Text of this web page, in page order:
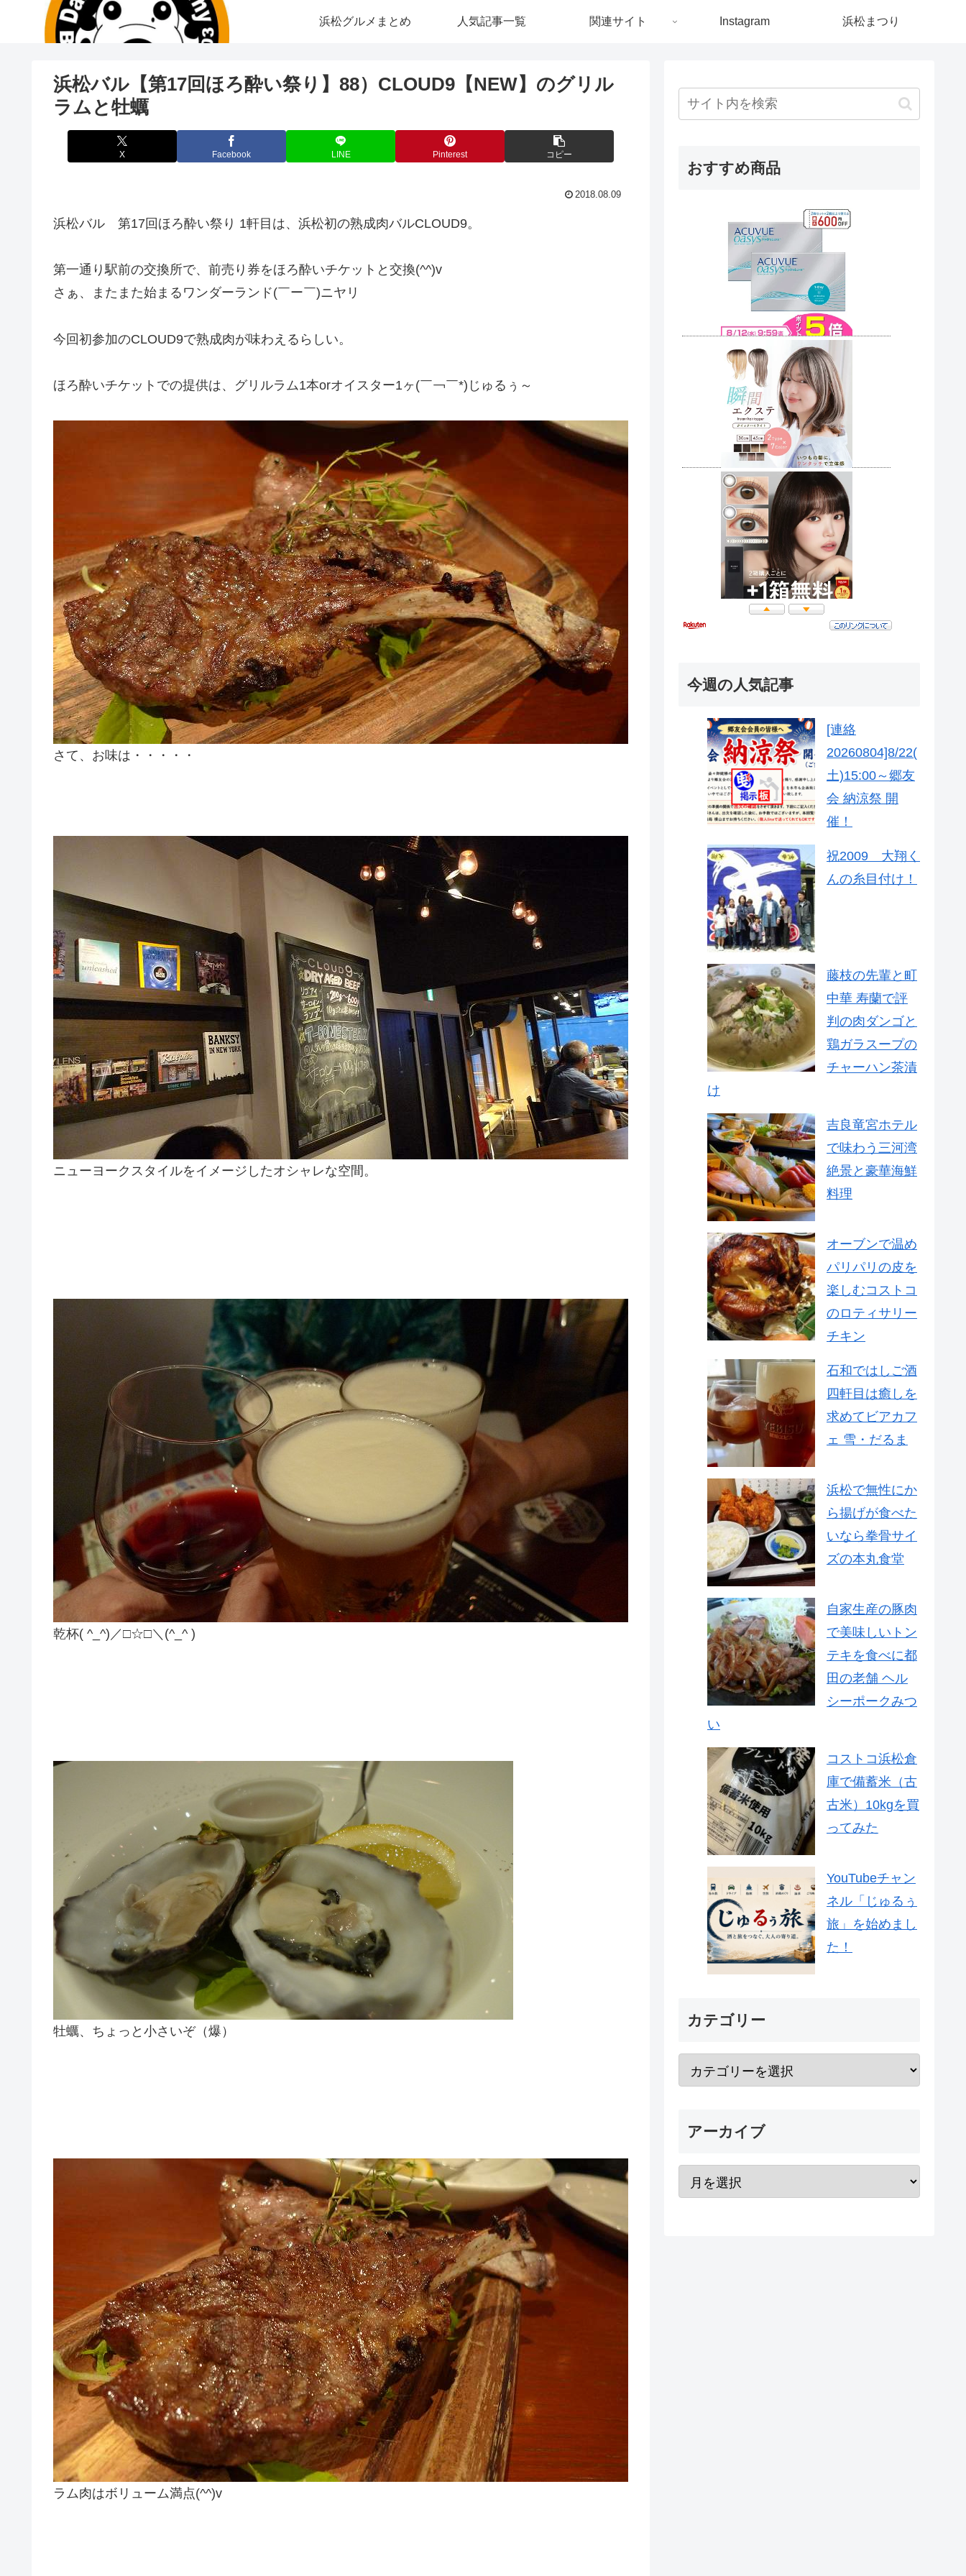
浜松グルメまとめ 人気記事一覧 関連サイト Instagram 浜松まつり
浜松バル【第17回ほろ酔い祭り】88）CLOUD9【NEW】のグリル
ラムと牡蠣
X Facebook LINE Pinterest コピー
2018.08.09
浜松バル 第17回ほろ酔い祭り 1軒目は、浜松初の熟成肉バルCLOUD9。
第一通り駅前の交換所で、前売り券をほろ酔いチケットと交換(^^)v
さぁ、またまた始まるワンダーランド(￣ー￣)ニヤリ
今回初参加のCLOUD9で熟成肉が味わえるらしい。
ほろ酔いチケットでの提供は、グリルラム1本orオイスター1ヶ(￣￢￣*)じゅるぅ～
さて、お味は・・・・・
ニューヨークスタイルをイメージしたオシャレな空間。
乾杯( ^_^)／□☆□＼(^_^ )
牡蠣、ちょっと小さいぞ（爆）
ラム肉はボリューム満点(^^)v
おすすめ商品
今週の人気記事
[連絡
20260804]8/22(
土)15:00～郷友
会 納涼祭 開
催！
祝2009 大翔く
んの糸目付け！
藤枝の先輩と町
中華 寿蘭で評
判の肉ダンゴと
鶏ガラスープの
チャーハン茶漬
け
吉良竜宮ホテル
で味わう三河湾
絶景と豪華海鮮
料理
オーブンで温め
パリパリの皮を
楽しむコストコ
のロティサリー
チキン
石和ではしご酒
四軒目は癒しを
求めてビアカフ
ェ 雪・だるま
浜松で無性にか
ら揚げが食べた
いなら拳骨サイ
ズの本丸食堂
自家生産の豚肉
で美味しいトン
テキを食べに都
田の老舗 ヘル
シーポークみつ
い
コストコ浜松倉
庫で備蓄米（古
古米）10kgを買
ってみた
YouTubeチャン
ネル「じゅるぅ
旅」を始めまし
た！
カテゴリー
アーカイブ